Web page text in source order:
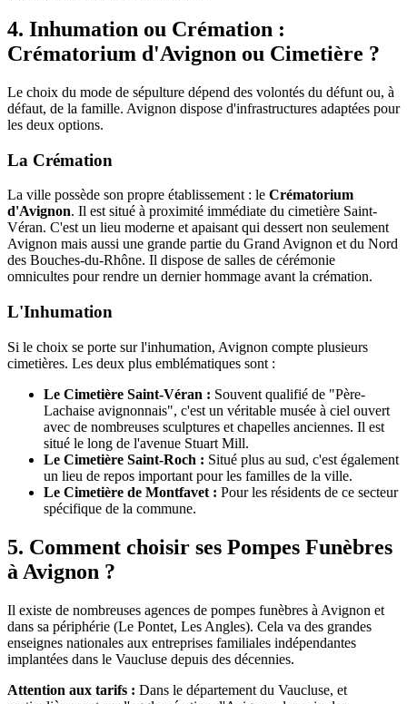
4. Inhumation ou Crémation :
Crématorium d'Avignon ou Cimetière ?
Le choix du mode de sépulture dépend des volontés du défunt ou, à
défaut, de la famille. Avignon dispose d'infrastructures adaptées pour
les deux options.
La Crémation
La ville possède son propre établissement : le Crématorium
d'Avignon. Il est situé à proximité immédiate du cimetière Saint-
Véran. C'est un lieu moderne et apaisant qui dessert non seulement
Avignon mais aussi une grande partie du Grand Avignon et du Nord
des Bouches-du-Rhône. Il dispose de salles de cérémonie
omnicultes pour rendre un dernier hommage avant la crémation.
L'Inhumation
Si le choix se porte sur l'inhumation, Avignon compte plusieurs
cimetières. Les deux plus emblématiques sont :
Le Cimetière Saint-Véran : Souvent qualifié de "Père-
Lachaise avignonnais", c'est un véritable musée à ciel ouvert
avec de nombreuses sculptures et chapelles anciennes. Il est
situé le long de l'avenue Stuart Mill.
Le Cimetière Saint-Roch : Situé plus au sud, c'est également
un lieu de repos important pour les familles de la ville.
Le Cimetière de Montfavet : Pour les résidents de ce secteur
spécifique de la commune.
5. Comment choisir ses Pompes Funèbres
à Avignon ?
Il existe de nombreuses agences de pompes funèbres à Avignon et
dans sa périphérie (Le Pontet, Les Angles). Cela va des grandes
enseignes nationales aux entreprises familiales indépendantes
implantées dans le Vaucluse depuis des décennies.
Attention aux tarifs : Dans le département du Vaucluse, et